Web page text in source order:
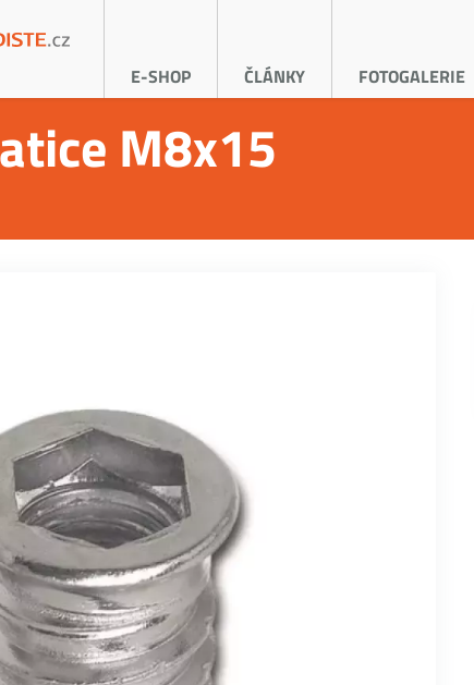
E-SHOP ČLÁNKY FOTOGALERIE
M8x15